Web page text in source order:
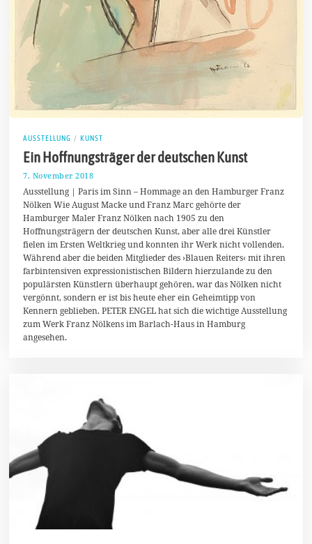
AUSSTELLUNG / KUNST
Ein Hoffnungsträger der deutschen Kunst
7. November 2018
2
.
N
o
v
m
b
e
r
2
0
1
8
Ausstellung | Paris im Sinn – Hommage an den Hamburger Franz
Nölken Wie August Macke und Franz Marc gehörte der
Hamburger Maler Franz Nölken nach 1905 zu den
Hoffnungsträgern der deutschen Kunst, aber alle drei Künstler
fielen im Ersten Weltkrieg und konnten ihr Werk nicht vollenden.
Während aber die beiden Mitglieder des ›Blauen Reiters‹ mit ihren
farbintensiven expressionistischen Bildern hierzulande zu den
populärsten Künstlern überhaupt gehören, war das Nölken nicht
vergönnt, sondern er ist bis heute eher ein Geheimtipp von
Kennern geblieben. PETER ENGEL hat sich die wichtige Ausstellung
zum Werk Franz Nölkens im Barlach-Haus in Hamburg
angesehen.